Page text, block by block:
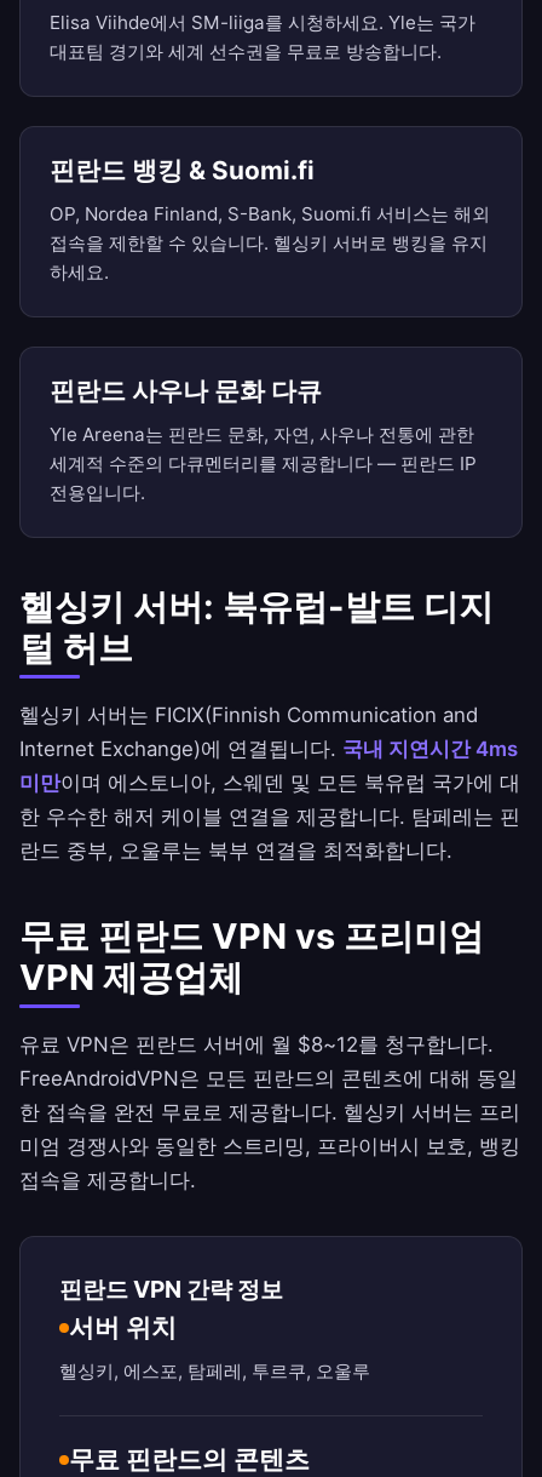
Elisa Viihde에서 SM-liiga를 시청하세요. Yle는 국가
대표팀 경기와 세계 선수권을 무료로 방송합니다.
핀란드 뱅킹 & Suomi.fi
OP, Nordea Finland, S-Bank, Suomi.fi 서비스는 해외
접속을 제한할 수 있습니다. 헬싱키 서버로 뱅킹을 유지
하세요.
핀란드 사우나 문화 다큐
Yle Areena는 핀란드 문화, 자연, 사우나 전통에 관한
세계적 수준의 다큐멘터리를 제공합니다 — 핀란드 IP
전용입니다.
헬싱키 서버: 북유럽-발트 디지
털 허브
헬싱키 서버는 FICIX(Finnish Communication and
Internet Exchange)에 연결됩니다. 국내 지연시간 4ms
미만이며 에스토니아, 스웨덴 및 모든 북유럽 국가에 대
한 우수한 해저 케이블 연결을 제공합니다. 탐페레는 핀
란드 중부, 오울루는 북부 연결을 최적화합니다.
무료 핀란드 VPN vs 프리미엄
VPN 제공업체
유료 VPN은 핀란드 서버에 월 $8~12를 청구합니다.
FreeAndroidVPN은 모든 핀란드의 콘텐츠에 대해 동일
한 접속을 완전 무료로 제공합니다. 헬싱키 서버는 프리
미엄 경쟁사와 동일한 스트리밍, 프라이버시 보호, 뱅킹
접속을 제공합니다.
핀란드 VPN 간략 정보
서버 위치
헬싱키, 에스포, 탐페레, 투르쿠, 오울루
무료 핀란드의 콘텐츠